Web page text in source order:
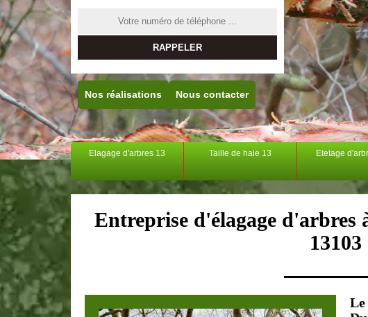
Nos réalisations Nous contacter
Elagage d'arbres 13 Taille de haie 13 Etetage
Entreprise d'élagage d'arbres
13103
Le